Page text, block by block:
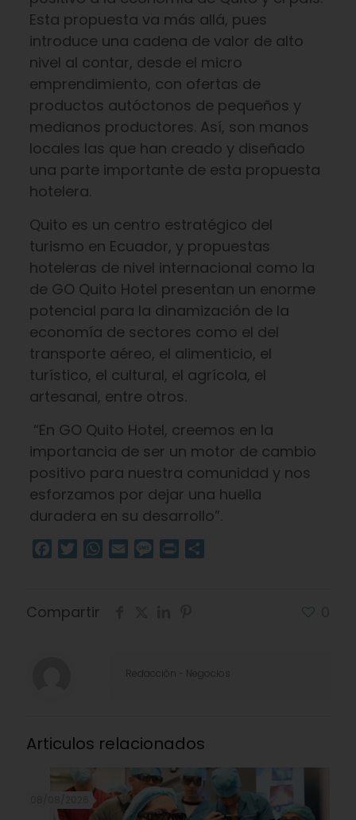
Esta propuesta va más allá, pues
introduce una cadena de valor de alto
nivel al contar, desde el micro
emprendimiento, con ofertas de
productos autóctonos de pequeños y
medianos productores. Así, son manos
locales las que han creado y diseñado
una parte importante de esta propuesta
hotelera.
Quito es un centro estratégico del
turismo en Ecuador, y propuestas
hoteleras de nivel internacional como la
de GO Quito Hotel presentan un enorme
potencial para la dinamización de la
economía de sectores como el del
transporte aéreo, el alimenticio, el
turístico, el cultural, el agrícola, el
artesanal, entre otros.
“En GO Quito Hotel, creemos en la
importancia de ser un motor de cambio
positivo para nuestra comunidad y nos
esforzamos por dejar una huella
duradera en su desarrollo”.
Facebook
TwitterWhatsApp
Email Message
Print
Compartir
Redacciòn - Negocios
Articulos relacionados